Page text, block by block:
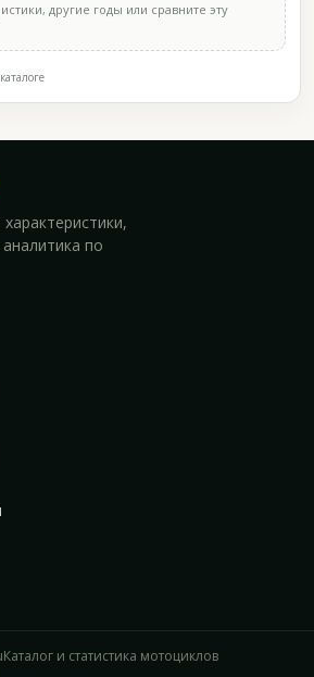
другие годы или сравните эту
по
Каталог и статистика мотоциклов